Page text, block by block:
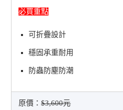
必買重點
可折疊設計
穩固承重耐用
防蟲防塵防潮
原價：$3,600元